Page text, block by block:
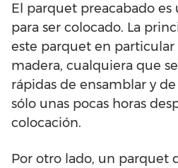
El parquet preacabado
para ser colocado. La
este parquet en particular
madera, cualquiera que
rápidas de ensamblar y
sólo unas pocas horas
colocación.
Por otro lado, un parquet